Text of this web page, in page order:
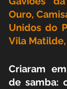
Ouro,
Unidos do
Vila
Criaram
de samba: